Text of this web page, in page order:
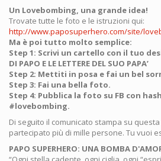
Un Lovebombing, una grande idea!
Trovate tutte le foto e le istruzioni qui:
http://www.paposuperhero.com/site/
Ma è poi tutto molto semplice:
Step 1: Scrivi un cartello con il tuo
DI PAPO E LE LETTERE DEL SUO PAPA’
Step 2: Mettiti in posa e fai un bel
Step 3: Fai una bella foto.
Step 4: Pubblica la foto su FB con
#lovebombing.
Di seguito il comunicato stampa su
partecipato più di mille persone. Tu vuoi
PAPO SUPERHERO: UNA BOMBA